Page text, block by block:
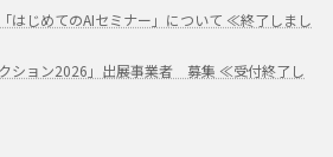
はじめてのAIセミナー」について ≪終了しまし
ション2026」出展事業者 募集 ≪受付終了し